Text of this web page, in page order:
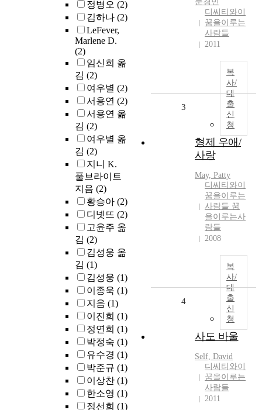
정병오 (2)
김하나 (2)
LeFever,
Marlene D.
(2)
임신희 옮
김 (2)
여우별 (2)
서용연 (2)
서용연 옮
김 (2)
여우별 옮
김 (2)
지니 K.
풀브라이트
지음 (2)
황승아 (2)
디넷뜨 (2)
고윤주 옮
김 (2)
김성웅 옮
김 (1)
김성웅 (1)
이종욱 (1)
지음 (1)
이진희 (1)
정연희 (1)
박정숙 (1)
유수경 (1)
박준규 (1)
이상찬 (1)
한소영 (1)
정선희 (1)
디씨티와이
꿈을이루는
사람들
2011
복
사/
대
출
신
청
3
형제 우애/
사랑
May, Patty
디씨티와이
꿈을이루는
사람들 꿈
을이루는사
람들
2008
복
사/
대
출
신
청
4
사도 바울
Self, David
디씨티와이
꿈을이루는
사람들
2011